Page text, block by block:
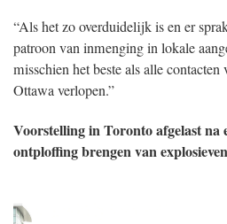
“Als het zo overduidelijk is en er
patroon van inmenging in lokale
misschien het beste als alle
Ottawa verlopen.”
Voorstelling in Toronto afgelast
ontploffing brengen van